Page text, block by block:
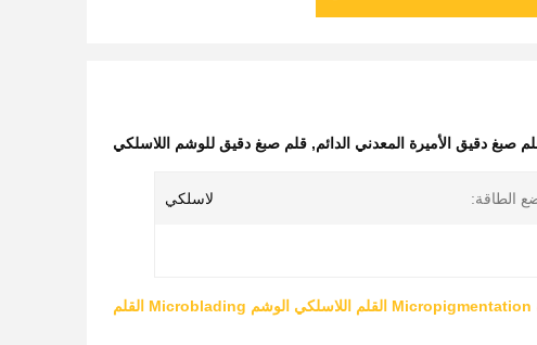
صبغ دقيق الأميرة المعدني الدائم, قلم صبغ دقيق للوشم اللاسلكي
الطاقة: لاسلكي